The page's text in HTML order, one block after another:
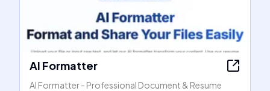
AI Formatter
AI Formatter - Professional Document & Resume